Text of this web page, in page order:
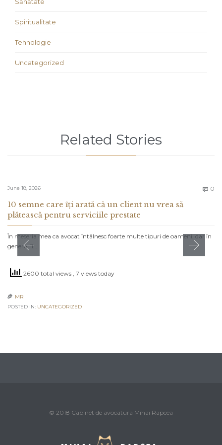
Sănătate
Spiritualitate
Tehnologie
Uncategorized
Related Stories
June 18, 2026  0
10 semne care îți arată că un client nu vrea să
plătească pentru serviciile prestate
În meseria mea ca avocat întâlnesc foarte multe tipuri de oameni, dar în
general îi…
2600 total views , 7 views today
 MR
POSTED IN: UNCATEGORIZED
© 2018 Cabinet de avocatura Mihai Rapcea